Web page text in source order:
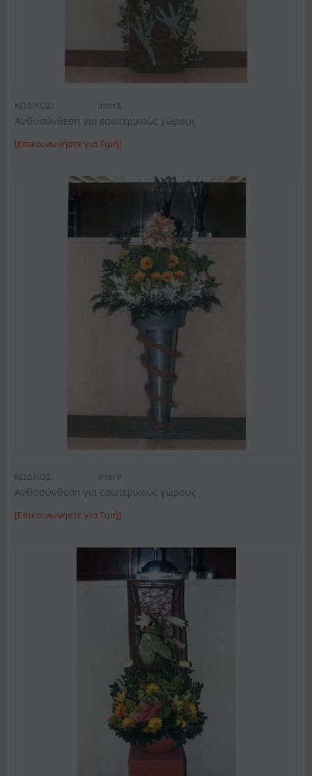
ΚΩΔΙΚΟΣ: Inter8
Ανθοσύνθεση για εσωτερικούς χώρους
[Επικοινωνήστε για Τιμή]
ΚΩΔΙΚΟΣ: Inter9
Ανθοσύνθεση για εσωτερικούς χώρους
[Επικοινωνήστε για Τιμή]